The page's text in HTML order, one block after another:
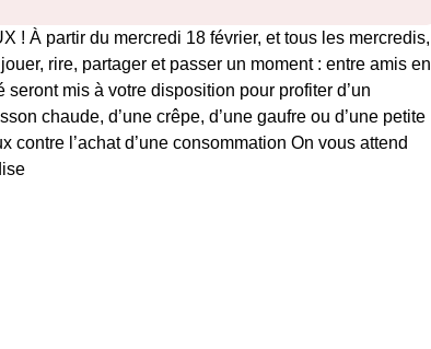
! À partir du mercredi 18 février, et tous les mercredis,
rire, partager et passer un moment : entre amis en
mis à votre disposition pour profiter d’un
chaude, d’une crêpe, d’une gaufre ou d’une petite
l’achat d’une consommation On vous attend